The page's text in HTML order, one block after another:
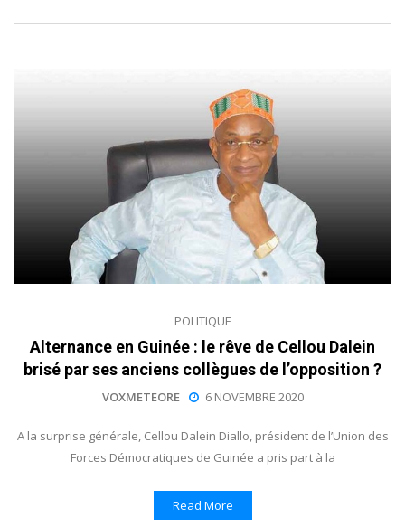
POLITIQUE
Alternance en Guinée : le rêve de Cellou Dalein
brisé par ses anciens collègues de l’opposition ?
VOXMETEORE 6 NOVEMBRE 2020
A la surprise générale, Cellou Dalein Diallo, président de l’Union des
Forces Démocratiques de Guinée a pris part à la
Read More